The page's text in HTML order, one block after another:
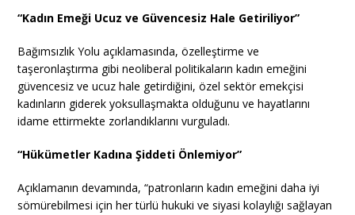
“Kadın Emeği Ucuz ve Güvencesiz Hale Getiriliyor”
Bağımsızlık Yolu açıklamasında, özelleştirme ve
taşeronlaştırma gibi neoliberal politikaların kadın emeğini
güvencesiz ve ucuz hale getirdiğini, özel sektör emekçisi
kadınların giderek yoksullaşmakta olduğunu ve hayatlarını
idame ettirmekte zorlandıklarını vurguladı.
“Hükümetler Kadına Şiddeti Önlemiyor”
Açıklamanın devamında, “patronların kadın emeğini daha iyi
sömürebilmesi için her türlü hukuki ve siyasi kolaylığı sağlayan